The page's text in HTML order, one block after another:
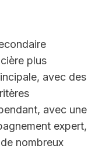
plus
avec des
avec une
expert,
nombreux